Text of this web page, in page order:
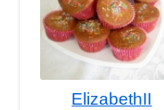
ElizabethII